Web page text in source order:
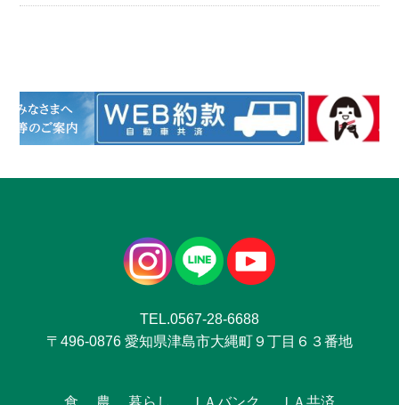
TEL.0567-28-6688
〒496-0876 愛知県津島市大縄町９丁目６３番地
食 農 暮らし ＪＡバンク ＪＡ共済